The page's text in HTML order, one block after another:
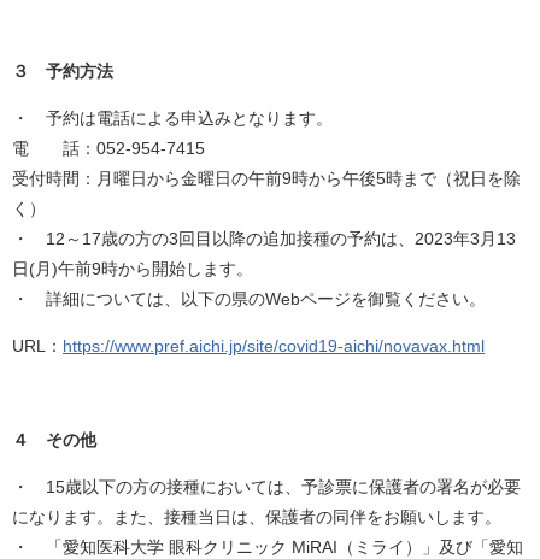
３ 予約方法
・ 予約は電話による申込みとなります。
電 話：052-954-7415
受付時間：月曜日から金曜日の午前9時から午後5時まで（祝日を除
く）
・ 12～17歳の方の3回目以降の追加接種の予約は、2023年3月13
日(月)午前9時から開始します。
・ 詳細については、以下の県のWebページを御覧ください。
URL： https://www.pref.aichi.jp/site/covid19-aichi/novavax.html
４ その他
・ 15歳以下の方の接種においては、予診票に保護者の署名が必要
になります。また、接種当日は、保護者の同伴をお願いします。
・ 「愛知医科大学 眼科クリニック MiRAI（ミライ）」及び「愛知